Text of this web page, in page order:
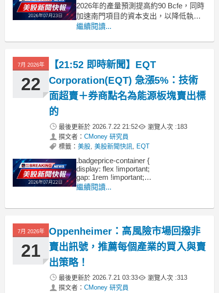
2026年的產量預測提高約90 Bcfe，同時
加速南門項目的資本支出，以降低執行
風險。 .badgeprice-container {
gap: 1rem !important
繼續閱讀...
7月 2026年
22
【21:52 即時新聞】EQT
Corporation(EQT) 急漲5%：技術
面超賣＋券商點名為能源板塊賣出標
的
最後更新於 2026.7.22 21:52 瀏覽人次 :183
撰文者： CMoney 研究員
標籤： 美股, 美股新聞快訊, EQT
.badgeprice-container {
display: flex !important;
gap: 1rem !important;
flex-wrap: wrap !important; /* 自動換行 */
繼續閱讀...
7月 2026年
21
Oppenheimer：高風險市場回撥非
賣出訊號，推薦每個產業的買入與賣
出策略！
最後更新於 2026.7.21 03:33 瀏覽人次 :313
撰文者： CMoney 研究員